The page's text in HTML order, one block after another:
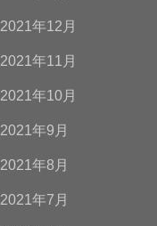
2021年12月
2021年11月
2021年10月
2021年9月
2021年8月
2021年7月